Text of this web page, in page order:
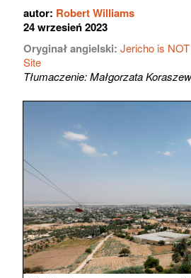
autor: Robert Williams
24 wrzesień 2023
Oryginał angielski: Jericho is
Site
Tłumaczenie: Małgorzata